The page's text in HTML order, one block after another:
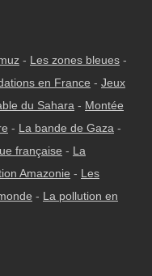
- Les zones bleues -
en France - Jeux
du Sahara - Montée
- La bande de Gaza -
française - La
Amazonie - Les
- La pollution en